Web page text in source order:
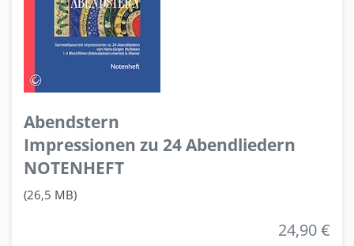
Abendstern
Impressionen zu 24 Abendliedern
NOTENHEFT
(26,5 MB)
24,90 €